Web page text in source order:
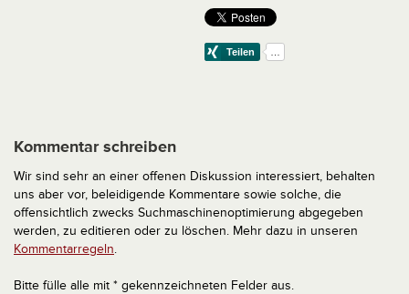
Kommentar schreiben
Wir sind sehr an einer offenen Diskussion interessiert, behalten
uns aber vor, beleidigende Kommentare sowie solche, die
offensichtlich zwecks Suchmaschinenoptimierung abgegeben
werden, zu editieren oder zu löschen. Mehr dazu in unseren
Kommentarregeln.
Bitte fülle alle mit * gekennzeichneten Felder aus.